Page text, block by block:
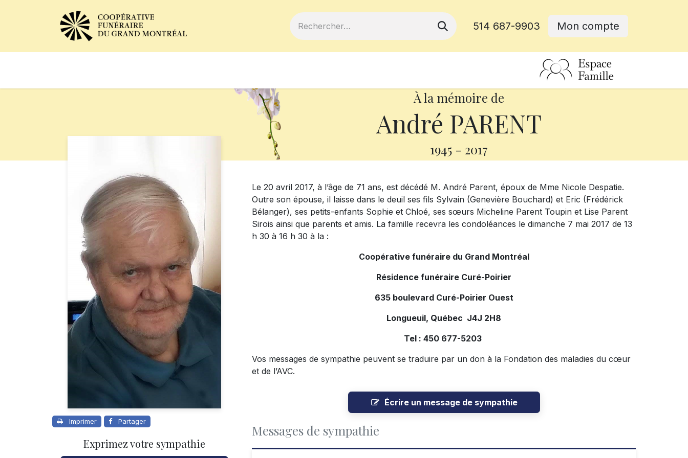
514 687-9903 Mon compte
À la mémoire de
André PARENT
1945 - 2017
Imprimer Partager
Exprimez votre sympathie
Le 20 avril 2017, à l’âge de 71 ans, est décédé M. André Parent, époux de Mme Nicole Despatie.
Outre son épouse, il laisse dans le deuil ses fils Sylvain (Genevière Bouchard) et Eric (Frédérick
Bélanger), ses petits-enfants Sophie et Chloé, ses sœurs Micheline Parent Toupin et Lise Parent
Sirois ainsi que parents et amis. La famille recevra les condoléances le dimanche 7 mai 2017 de 13
h 30 à 16 h 30 à la :
Coopérative funéraire du Grand Montréal
Résidence funéraire Curé-Poirier
635 boulevard Curé-Poirier Ouest
Longueuil, Québec J4J 2H8
Tel : 450 677-5203
Vos messages de sympathie peuvent se traduire par un don à la Fondation des maladies du cœur
et de l’AVC.
Écrire un message de sympathie
Messages de sympathie